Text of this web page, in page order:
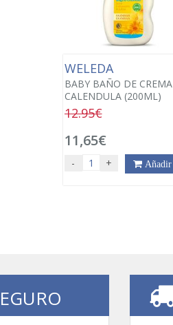
WELEDA
BABY BAÑO DE CREMA
CALENDULA (200ML)
12.95€
11,65€
- + Añadir